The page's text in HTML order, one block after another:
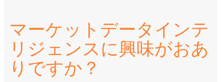
マーケットデータインテ
リジェンスに興味がおあ
りですか？